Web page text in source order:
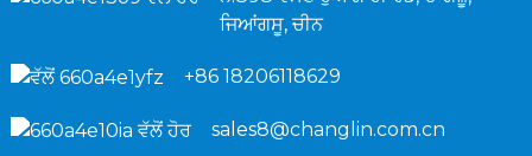
ਜਿਆਂਗਸੂ, ਚੀਨ
+86 18206118629
sales8@changlin.com.cn